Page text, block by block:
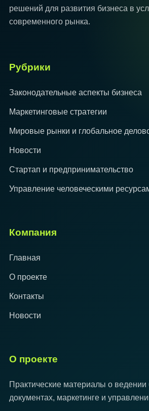
решений для развития бизнеса в
современного рынка.
Рубрики
Законодательные аспекты бизнеса
Маркетинговые стратегии
Мировые рынки и глобальное
Новости
Стартап и предпринимательство
Управление человеческими
Компания
Главная
О проекте
Контакты
Новости
О проекте
Практические материалы о ведении
документах, маркетинге и